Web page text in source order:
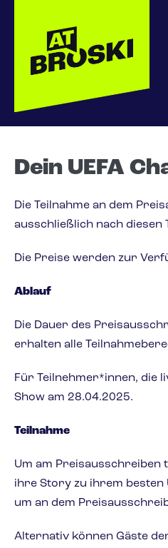
Dein UEFA
Die Teilnahme an dem
ausschließlich nach diesen
Die Preise werden zur
Ablauf
Die Dauer des
erhalten alle
Für Teilnehmer*innen, die
Show am 28.04.2025.
Teilnahme
Um am Preisausschreiben
ihre Story zu ihrem besten
um an dem
Alternativ können Gäste